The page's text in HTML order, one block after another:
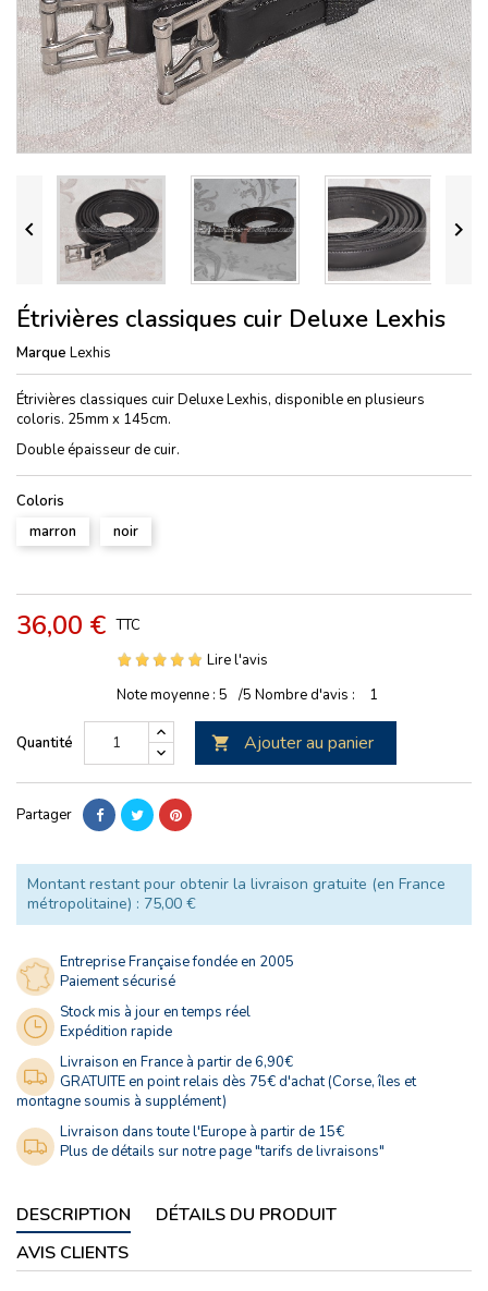
 
Étrivières classiques cuir Deluxe Lexhis
Marque Lexhis
Étrivières classiques cuir Deluxe Lexhis, disponible en plusieurs
coloris. 25mm x 145cm.
Double épaisseur de cuir.
Coloris
marron
noir
36,00 € TTC
Lire l'avis
Note moyenne : 5 /5 Nombre d'avis : 1
Quantité  Ajouter au panier
Partager
Montant restant pour obtenir la livraison gratuite (en France
métropolitaine) : 75,00 €
Entreprise Française fondée en 2005
Paiement sécurisé
Stock mis à jour en temps réel
Expédition rapide
Livraison en France à partir de 6,90€
GRATUITE en point relais dès 75€ d'achat (Corse, îles et
montagne soumis à supplément)
Livraison dans toute l'Europe à partir de 15€
Plus de détails sur notre page "tarifs de livraisons"
DESCRIPTION
DÉTAILS DU PRODUIT
AVIS CLIENTS